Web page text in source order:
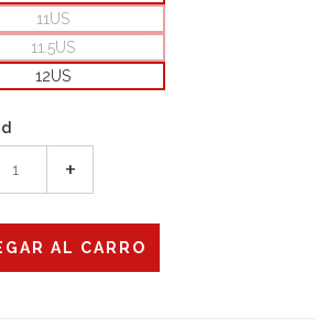
11US
11.5US
12US
+